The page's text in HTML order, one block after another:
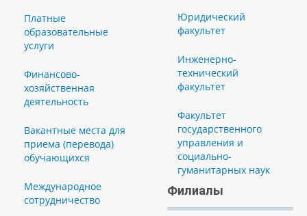
Платные
образовательные
услуги
Финансово-
хозяйственная
деятельность
Вакантные места для
приема (перевода)
обучающихся
Международное
сотрудничество
Юридический
факультет
Инженерно-
технический
факультет
Факультет
государственного
управления и
социально-
гуманитарных наук
Филиалы